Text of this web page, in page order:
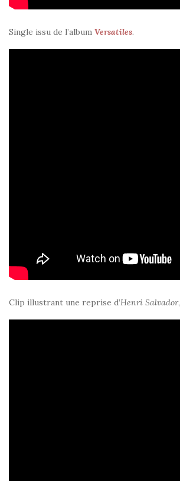
Single issu de l’album Versatiles.
Clip illustrant une reprise d’Henri Salvador,